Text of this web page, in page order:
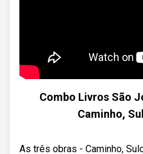
Combo Livros São
Caminho,
As três obras - Caminho,